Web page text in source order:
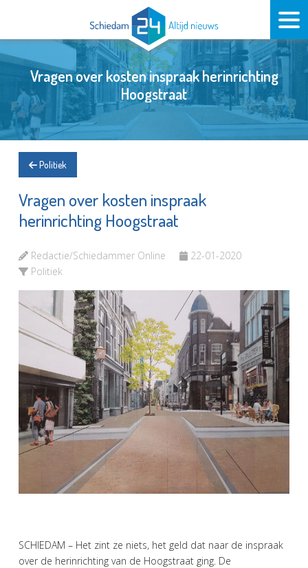
Vragen over kosten inspraak herinrichting
Hoogstraat
Politiek
Vragen over kosten inspraak
herinrichting Hoogstraat
Redactie/Schiedammer Online
22-01-2020
Politiek
SCHIEDAM – Het zint ze niets, het geld dat naar de inspraak
over de herinrichting van de Hoogstraat ging. De